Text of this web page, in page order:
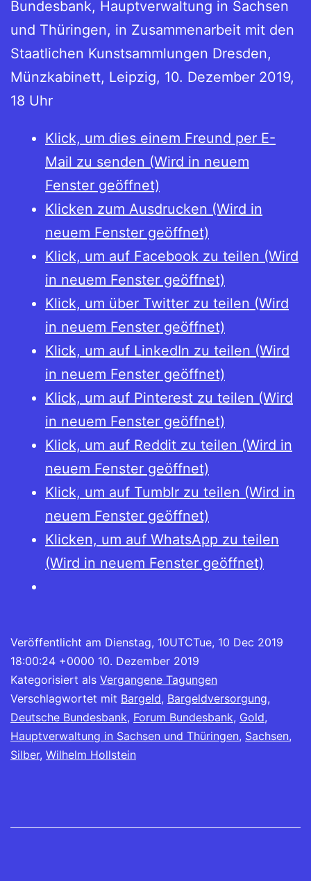
Bundesbank, Hauptverwaltung in Sachsen
und Thüringen, in Zusammenarbeit mit den
Staatlichen Kunstsammlungen Dresden,
Münzkabinett, Leipzig, 10. Dezember 2019,
18 Uhr
Klick, um dies einem Freund per E-
Mail zu senden (Wird in neuem
Fenster geöffnet)
Klicken zum Ausdrucken (Wird in
neuem Fenster geöffnet)
Klick, um auf Facebook zu teilen (Wird
in neuem Fenster geöffnet)
Klick, um über Twitter zu teilen (Wird
in neuem Fenster geöffnet)
Klick, um auf LinkedIn zu teilen (Wird
in neuem Fenster geöffnet)
Klick, um auf Pinterest zu teilen (Wird
in neuem Fenster geöffnet)
Klick, um auf Reddit zu teilen (Wird in
neuem Fenster geöffnet)
Klick, um auf Tumblr zu teilen (Wird in
neuem Fenster geöffnet)
Klicken, um auf WhatsApp zu teilen
(Wird in neuem Fenster geöffnet)
Veröffentlicht am Dienstag, 10UTCTue, 10 Dec 2019
18:00:24 +0000 10. Dezember 2019
Kategorisiert als Vergangene Tagungen
Verschlagwortet mit Bargeld, Bargeldversorgung,
Deutsche Bundesbank, Forum Bundesbank, Gold,
Hauptverwaltung in Sachsen und Thüringen, Sachsen,
Silber, Wilhelm Hollstein